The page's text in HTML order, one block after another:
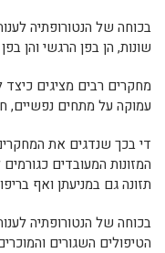
בכוחה של הנטורופתיה
שונות, הן בפן הרגשי והן
מחקרים רבים מציגים כיצד
עמוקה על מתחים נפשיים,
די בכך שנדגים את
המזונות המעובדים
תזונה גם במניעתן ואף
בכוחה של הנטורופתיה
הטיפולים השגורים